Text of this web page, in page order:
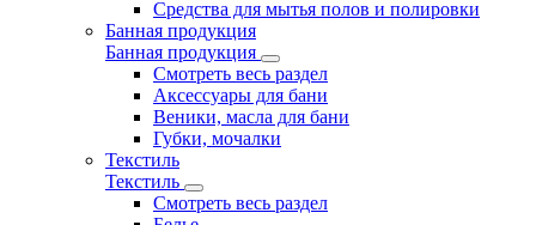
Средства для мытья полов и полировки
Банная продукция
Банная продукция
Смотреть весь раздел
Аксессуары для бани
Веники, масла для бани
Губки, мочалки
Текстиль
Текстиль
Смотреть весь раздел